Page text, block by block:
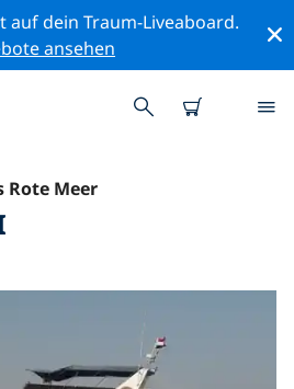
auf dein Traum-Liveaboard.
ansehen
Rote Meer